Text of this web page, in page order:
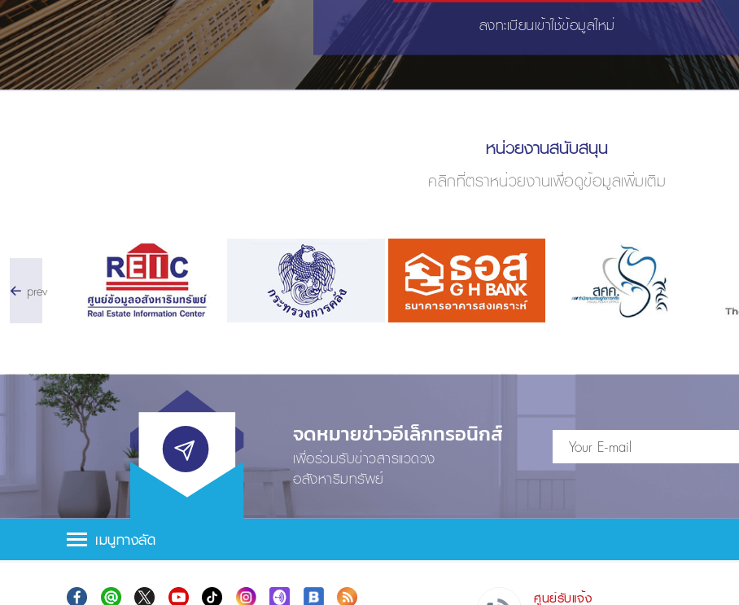
ลงทะเบียนเข้าใช้ข้อมูลใหม่
หน่วยงานสนับสนุน
คลิกที่ตราหน่วยงานเพื่อดูข้อมูลเพิ่มเติม
prev
จดหมายข่าวอีเล็กทรอนิกส์
เพื่อร่วมรับข่าวสารแวดวง
อสังหาริมทรัพย์
เมนูทางลัด
ศูนย์รับแจ้ง